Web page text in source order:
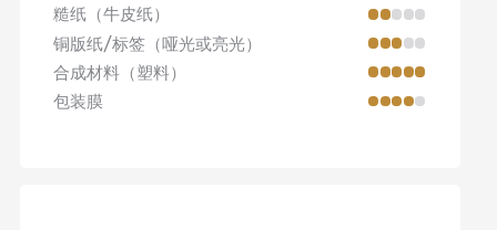
糙纸（牛皮纸）
铜版纸/标签（哑光或亮光）
合成材料（塑料）
包装膜